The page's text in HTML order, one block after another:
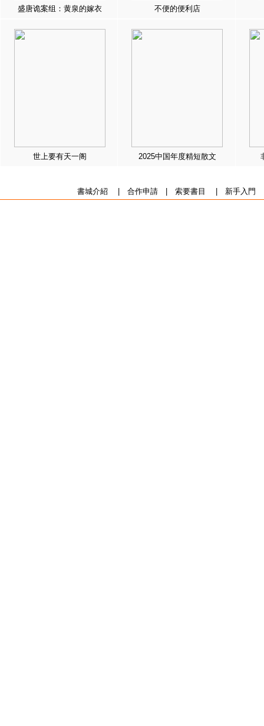
盛唐诡案组：黄泉的嫁衣 不便的便利店
世上要有天一阁 2025中国年度精短散文
書城介紹 合作申請| 索要書目 新手入門